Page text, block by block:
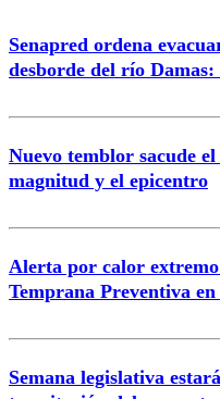
Correo
Senapred ordena
desborde del río
Nuevo temblor sacude
magnitud y el epicentro
Alerta por calor
Temprana Preventiva
Semana legislativa